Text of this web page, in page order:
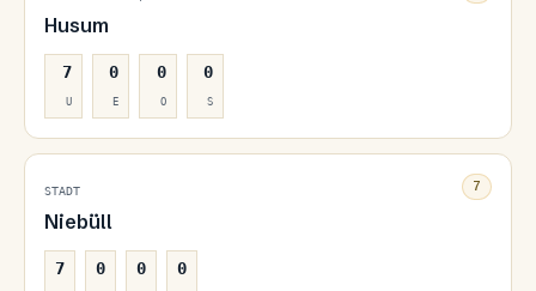
Husum
7
U
0
E
0
O
0
S
STADT
Niebüll
7 0 0 0
7